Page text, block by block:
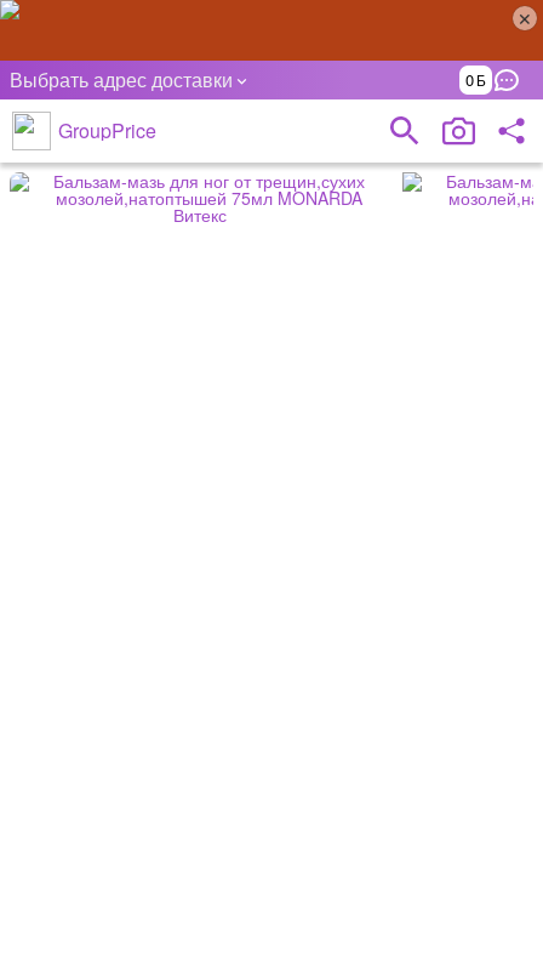
Выбрать адрес доставки 0
GroupPrice